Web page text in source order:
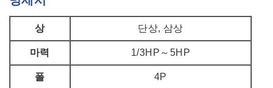
상 단상, 삼상
마력 1/3HP～5HP
폴 4P